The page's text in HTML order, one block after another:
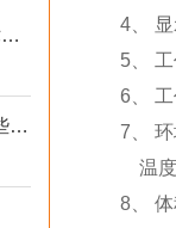
V2130钳形接地回路电阻测试仪技术参数
SXHL-100A回路电阻测试仪具有哪些*性
4、
5、
6、
7、
温度
8、